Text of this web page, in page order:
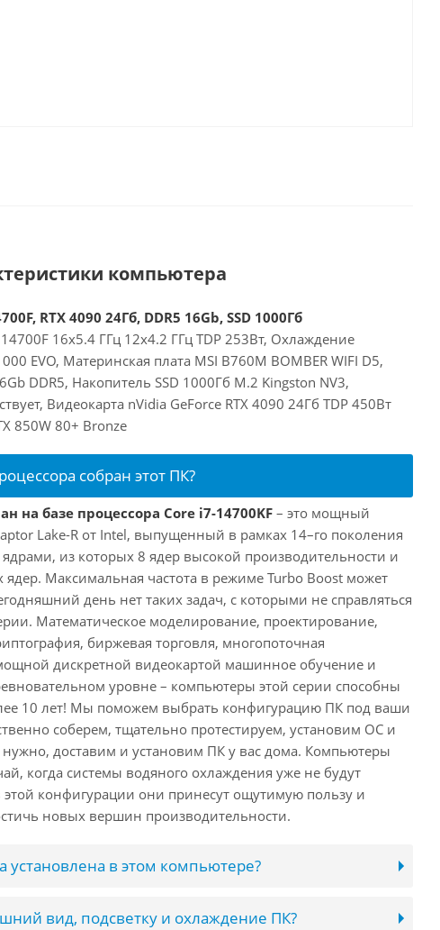
компьютера
RTX 4090 24Гб, DDR5 16Gb, SSD 1000Гб
16x5.4 ГГц 12x4.2 ГГц TDP 253Вт, Охлаждение
EVO, Материнская плата MSI B760M BOMBER WIFI D5,
DDR5, Накопитель SSD 1000Гб M.2 Kingston NV3,
Видеокарта nVidia GeForce RTX 4090 24Гб TDP 450Вт
850W 80+ Bronze
собран этот ПК?
на базе процессора Core i7-14700KF – это мощный
Lake-R от Intel, выпущенный в рамках 14–го поколения
из которых 8 ядер высокой производительности и
ядер. Максимальная частота в режиме Turbo Boost может
день нет таких задач, с которыми не справляться
Математическое моделирование, проектирование,
биржевая торговля, многопоточная
дискретной видеокартой машинное обучение и
уровне – компьютеры этой серии способны
10 лет! Мы поможем выбрать конфигурацию ПК под ваши
соберем, тщательно протестируем, установим ОС и
доставим и установим ПК у вас дома. Компьютеры
когда системы водяного охлаждения уже не будут
этой конфигурации они принесут ощутимую пользу и
новых вершин производительности.
установлена в этом компьютере?
вид, подсветку и охлаждение ПК?